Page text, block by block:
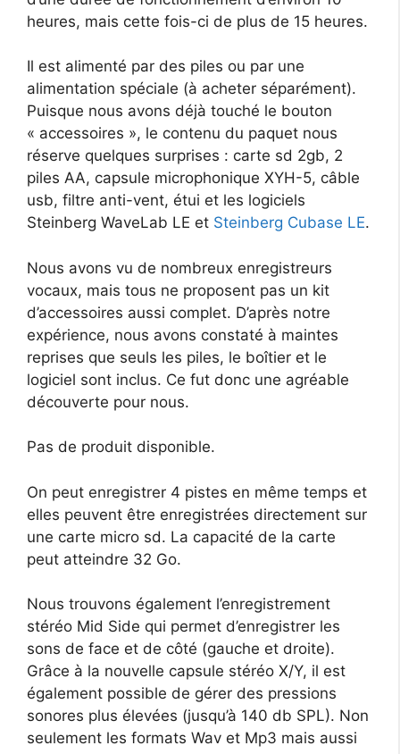
heures, mais cette fois-ci de plus de 15 heures.
Il est alimenté par des piles ou par une
alimentation spéciale (à acheter séparément).
Puisque nous avons déjà touché le bouton
« accessoires », le contenu du paquet nous
réserve quelques surprises : carte sd 2gb, 2
piles AA, capsule microphonique XYH-5, câble
usb, filtre anti-vent, étui et les logiciels
Steinberg WaveLab LE et Steinberg Cubase LE.
Nous avons vu de nombreux enregistreurs
vocaux, mais tous ne proposent pas un kit
d’accessoires aussi complet. D’après notre
expérience, nous avons constaté à maintes
reprises que seuls les piles, le boîtier et le
logiciel sont inclus. Ce fut donc une agréable
découverte pour nous.
Pas de produit disponible.
On peut enregistrer 4 pistes en même temps et
elles peuvent être enregistrées directement sur
une carte micro sd. La capacité de la carte
peut atteindre 32 Go.
Nous trouvons également l’enregistrement
stéréo Mid Side qui permet d’enregistrer les
sons de face et de côté (gauche et droite).
Grâce à la nouvelle capsule stéréo X/Y, il est
également possible de gérer des pressions
sonores plus élevées (jusqu’à 140 db SPL). Non
seulement les formats Wav et Mp3 mais aussi